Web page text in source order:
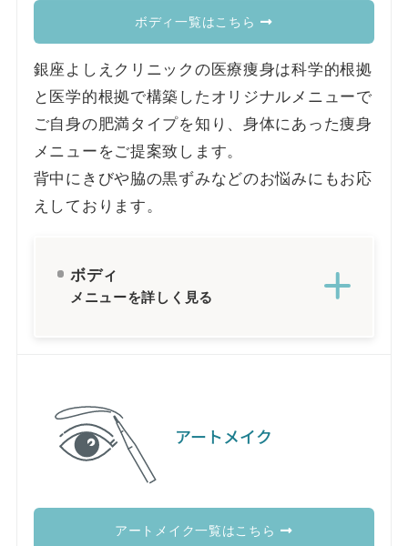
ボディ一覧はこちら
銀座よしえクリニックの医療痩身は科学的根拠
と医学的根拠で構築したオリジナルメニューで
ご自身の肥満タイプを知り、身体にあった痩身
メニューをご提案致します。
背中にきびや脇の黒ずみなどのお悩みにもお応
えしております。
ボディ
メニューを詳しく見る
アートメイク
アートメイク一覧はこちら